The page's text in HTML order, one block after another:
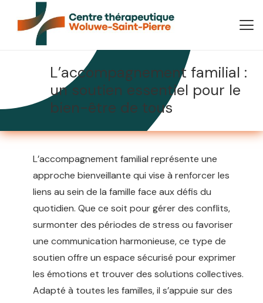
L’accompagnement familial :
un soutien essentiel pour le
bien-être de tous
L’accompagnement familial représente une
approche bienveillante qui vise à renforcer les
liens au sein de la famille face aux défis du
quotidien. Que ce soit pour gérer des conflits,
surmonter des périodes de stress ou favoriser
une communication harmonieuse, ce type de
soutien offre un espace sécurisé pour exprimer
les émotions et trouver des solutions collectives.
Adapté à toutes les familles, il s’appuie sur des